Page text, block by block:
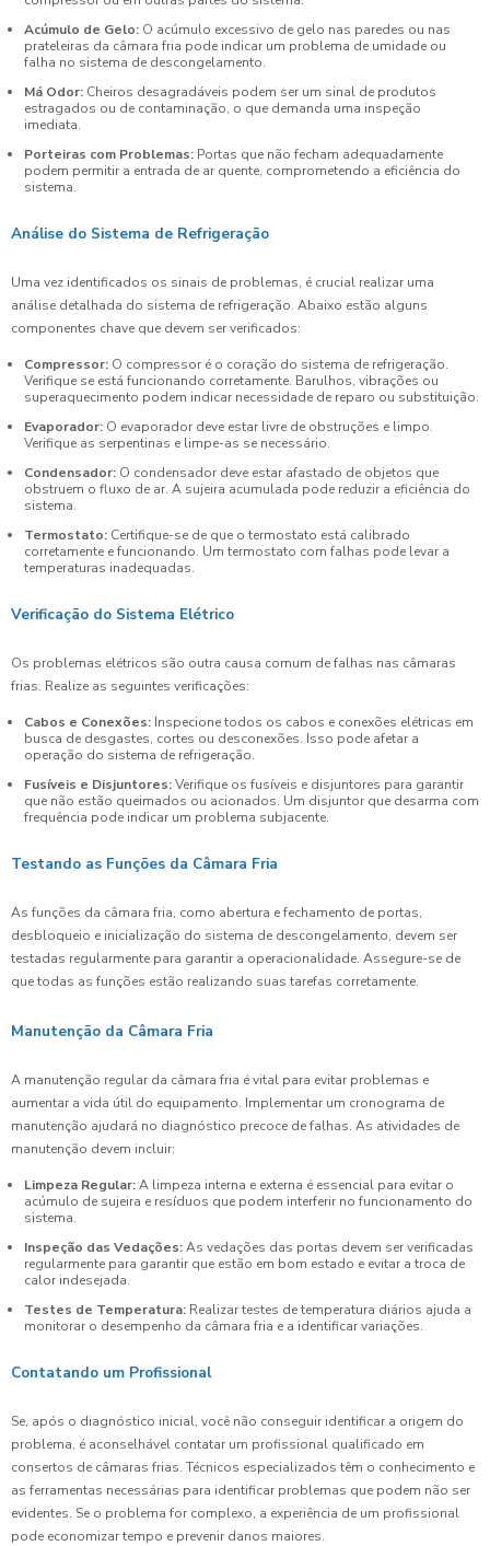
Acúmulo de Gelo: O acúmulo excessivo de gelo nas paredes ou nas
prateleiras da câmara fria pode indicar um problema de umidade ou
falha no sistema de descongelamento.
Má Odor: Cheiros desagradáveis podem ser um sinal de produtos
estragados ou de contaminação, o que demanda uma inspeção
imediata.
Porteiras com Problemas: Portas que não fecham adequadamente
podem permitir a entrada de ar quente, comprometendo a eficiência do
sistema.
Análise do Sistema de Refrigeração
Uma vez identificados os sinais de problemas, é crucial realizar uma
análise detalhada do sistema de refrigeração. Abaixo estão alguns
componentes chave que devem ser verificados:
Compressor: O compressor é o coração do sistema de refrigeração.
Verifique se está funcionando corretamente. Barulhos, vibrações ou
superaquecimento podem indicar necessidade de reparo ou substituição.
Evaporador: O evaporador deve estar livre de obstruções e limpo.
Verifique as serpentinas e limpe-as se necessário.
Condensador: O condensador deve estar afastado de objetos que
obstruem o fluxo de ar. A sujeira acumulada pode reduzir a eficiência do
sistema.
Termostato: Certifique-se de que o termostato está calibrado
corretamente e funcionando. Um termostato com falhas pode levar a
temperaturas inadequadas.
Verificação do Sistema Elétrico
Os problemas elétricos são outra causa comum de falhas nas câmaras
frias. Realize as seguintes verificações:
Cabos e Conexões: Inspecione todos os cabos e conexões elétricas em
busca de desgastes, cortes ou desconexões. Isso pode afetar a
operação do sistema de refrigeração.
Fusíveis e Disjuntores:Verifique os fusíveis e disjuntores para garantir
que não estão queimados ou acionados. Um disjuntor que desarma com
frequência pode indicar um problema subjacente.
Testando as Funções da Câmara Fria
As funções da câmara fria, como abertura e fechamento de portas,
desbloqueio e inicialização do sistema de descongelamento, devem ser
testadas regularmente para garantir a operacionalidade. Assegure-se de
que todas as funções estão realizando suas tarefas corretamente.
Manutenção da Câmara Fria
A manutenção regular da câmara fria é vital para evitar problemas e
aumentar a vida útil do equipamento. Implementar um cronograma de
manutenção ajudará no diagnóstico precoce de falhas. As atividades de
manutenção devem incluir:
Limpeza Regular:A limpeza interna e externa é essencial para evitar o
acúmulo de sujeira e resíduos que podem interferir no funcionamento do
sistema.
Inspeção das Vedações:As vedações das portas devem ser verificadas
regularmente para garantir que estão em bom estado e evitar a troca de
calor indesejada.
Testes de Temperatura: Realizar testes de temperatura diários ajuda a
monitorar o desempenho da câmara fria e a identificar variações.
Contatando um Profissional
Se, após o diagnóstico inicial, você não conseguir identificar a origem do
problema, é aconselhável contatar um profissional qualificado em
consertos de câmaras frias. Técnicos especializados têm o conhecimento e
as ferramentas necessárias para identificar problemas que podem não ser
evidentes. Se o problema for complexo, a experiência de um profissional
pode economizar tempo e prevenir danos maiores.